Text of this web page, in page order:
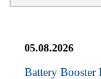
05.08.2026
Battery Booster